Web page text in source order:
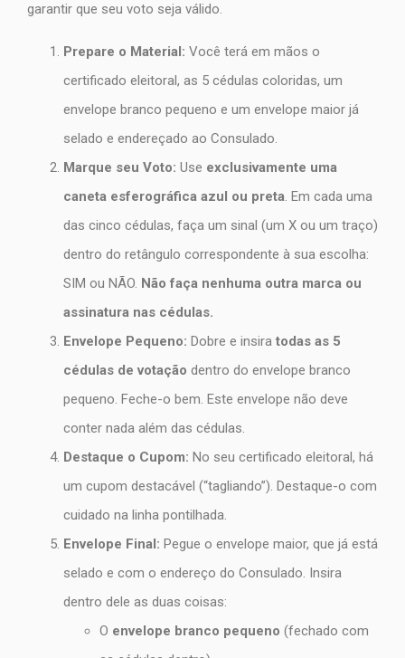
garantir que seu voto seja válido.
Prepare o Material: Você terá em mãos o
certificado eleitoral, as 5 cédulas coloridas, um
envelope branco pequeno e um envelope maior já
selado e endereçado ao Consulado.
Marque seu Voto: Use exclusivamente uma
caneta esferográfica azul ou preta. Em cada uma
das cinco cédulas, faça um sinal (um X ou um traço)
dentro do retângulo correspondente à sua escolha:
SIM ou NÃO. Não faça nenhuma outra marca ou
assinatura nas cédulas.
Envelope Pequeno: Dobre e insira todas as 5
cédulas de votação dentro do envelope branco
pequeno. Feche-o bem. Este envelope não deve
conter nada além das cédulas.
Destaque o Cupom: No seu certificado eleitoral, há
um cupom destacável (“tagliando”). Destaque-o com
cuidado na linha pontilhada.
Envelope Final: Pegue o envelope maior, que já está
selado e com o endereço do Consulado. Insira
dentro dele as duas coisas:
O envelope branco pequeno (fechado com